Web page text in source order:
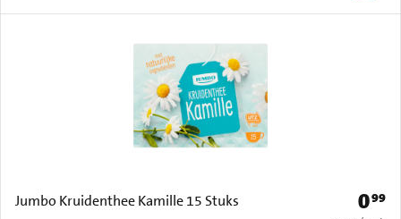
Jumbo Kruidenthee Kamille 15 Stuks Prijs:
099